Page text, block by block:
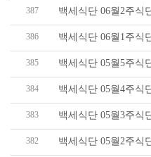
387 백세식단 06월2주식
386 백세식단 06월1주식
385 백세식단 05월5주식
384 백세식단 05월4주식
383 백세식단 05월3주식
382 백세식단 05월2주식